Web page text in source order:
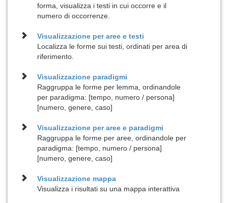
forma, visualizza i testi in cui occorre e il
numero di occorrenze.
Visualizzazione peraree e testi
Localizza le forme sui testi, ordinati per area di
riferimento.
Visualizzazione paradigmi
Raggruppa le forme per lemma, ordinandole
per paradigma: [tempo, numero / persona]
[numero, genere, caso]
Visualizzazione peraree e paradigmi
Raggruppa le forme per aree, ordinandole per
paradigma: [tempo, numero / persona]
[numero, genere, caso]
Visualizzazione mappa
Visualizza i risultati su una mappa interattiva